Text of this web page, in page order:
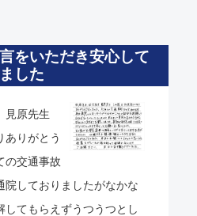
をいただき安心して
した
見原先生
ありがとう
の交通事故
院しておりましたがなかな
してもらえずうつうつとし